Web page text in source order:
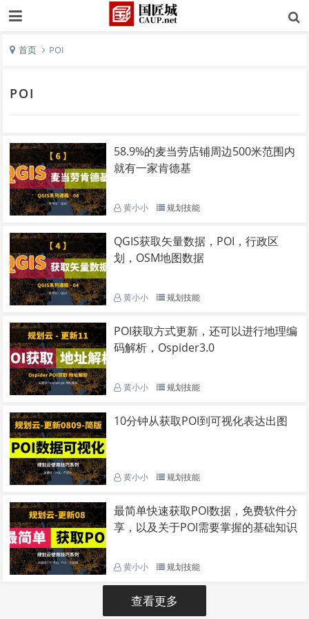
首页 POI
POI
58.9%的麦当劳店铺周边500米范围内
就有一家肯德基
黄小小 规划技能
QGIS获取矢量数据，POI，行政区
划，OSM地图数据
黄小小 规划技能
POI获取方式更新，还可以进行地理编
码解析，Ospider3.0
黄小小 规划技能
10分钟从获取POI到可视化表达出图
黄小小 规划技能
最简单快速获取POI数据，免费软件分
享，以及关于POI需要掌握的基础知识
黄小小 规划技能
查看更多